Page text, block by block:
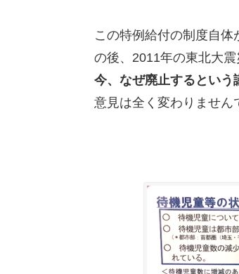
この特例給付の制度自
の後、2011年の東北大
今、なぜ廃止するという
意見は全く変わりません